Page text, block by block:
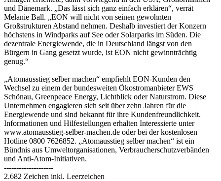
und Dänemark. „Das lässt sich ganz einfach erklären“, verrät
Melanie Ball. „EON will nicht von seinen gewohnten
Großstrukturen Abstand nehmen. Deshalb investiert der Konzern
höchstens in Windparks auf See oder Solarparks im Süden. Die
dezentrale Energiewende, die in Deutschland längst von den
Bürgern in Gang gesetzt wurde, ist EON nicht gewinnträchtig
genug.“
„Atomausstieg selber machen“ empfiehlt EON-Kunden den
Wechsel zu einem der bundesweiten Ökostromanbieter EWS
Schönau, Greenpeace Energy, Lichtblick oder Naturstrom. Diese
Unternehmen engagieren sich seit über zehn Jahren für die
Energiewende und sind bekannt für ihre Kundenfreundlichkeit.
Informationen und Hilfestellungen erhalten Interessierte unter
www.atomausstieg-selber-machen.de oder bei der kostenlosen
Hotline 0800 7626852. „Atomausstieg selber machen“ ist ein
Bündnis aus Umweltorganisationen, Verbraucherschutzverbänden
und Anti-Atom-Initiativen.
--------------------
2.682 Zeichen inkl. Leerzeichen